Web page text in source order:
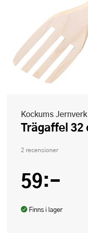
Kockums Jernverk
Trägaffel 32
2 recensioner
59:-
Finns i lager